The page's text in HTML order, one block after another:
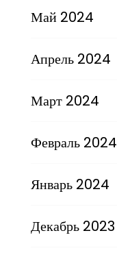
Май 2024
Апрель 2024
Март 2024
Февраль 2024
Январь 2024
Декабрь 2023